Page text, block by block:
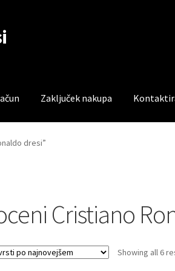
Zaključek nakupa
Trgovina
dresi”
Cristiano
Showing all 6